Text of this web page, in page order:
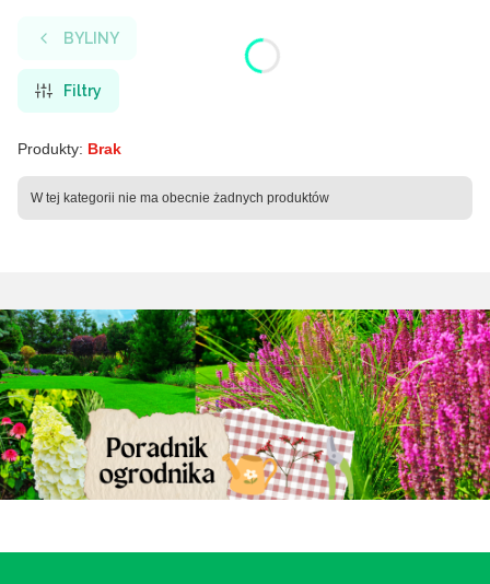
BYLINY
Filtry
Produkty: Brak
Lista produktów
W tej kategorii nie ma obecnie żadnych produktów